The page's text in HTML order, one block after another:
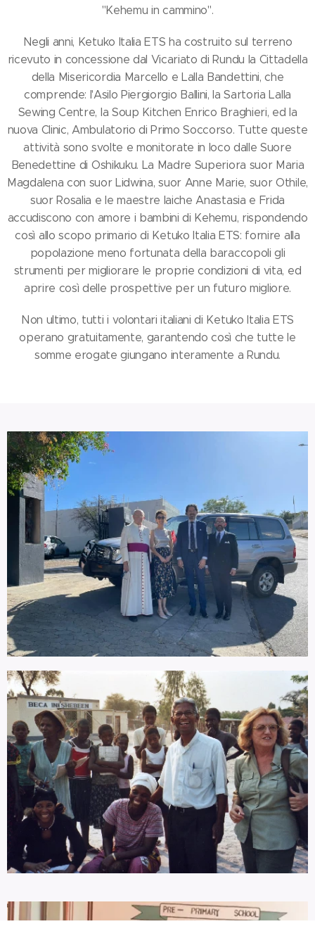
"Kehemu in cammino".
Negli anni, Ketuko Italia ETS ha costruito sul terreno
ricevuto in concessione dal Vicariato di Rundu la Cittadella
della Misericordia Marcello e Lalla Bandettini, che
comprende: l'Asilo Piergiorgio Ballini, la Sartoria Lalla
Sewing Centre, la Soup Kitchen Enrico Braghieri, ed la
nuova Clinic, Ambulatorio di Primo Soccorso. Tutte queste
attività sono svolte e monitorate in loco dalle Suore
Benedettine di Oshikuku. La Madre Superiora suor Maria
Magdalena con suor Lidwina, suor Anne Marie, suor Othile,
suor Rosalia e le maestre laiche Anastasia e Frida
accudiscono con amore i bambini di Kehemu, rispondendo
così allo scopo primario di Ketuko Italia ETS: fornire alla
popolazione meno fortunata della baraccopoli gli
strumenti per migliorare le proprie condizioni di vita, ed
aprire così delle prospettive per un futuro migliore.
Non ultimo, tutti i volontari italiani di Ketuko Italia ETS
operano gratuitamente, garantendo così che tutte le
somme erogate giungano interamente a Rundu.